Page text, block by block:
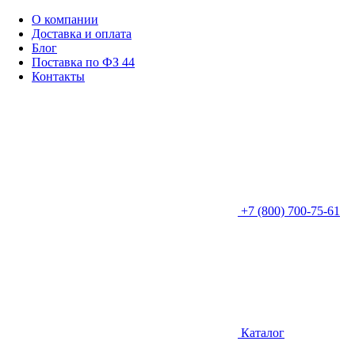
О компании
Доставка и оплата
Блог
Поставка по ФЗ 44
Контакты
+7 (800) 700-75-61
Каталог